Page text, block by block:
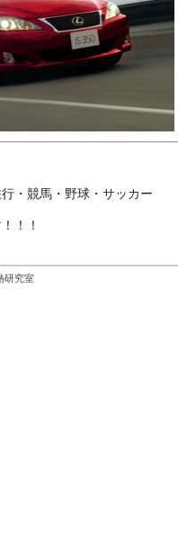
・競馬・野球・サッカー
！！
研究室